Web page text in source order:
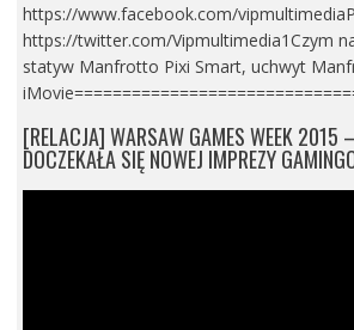
https://www.facebook.com/
https://twitter.com/Vipmultimedia1Czym
statyw Manfrotto Pixi Smart, uchwyt
[RELACJA] WARSAW GAMES WEEK 2015
DOCZEKAŁA SIĘ NOWEJ IMPREZY